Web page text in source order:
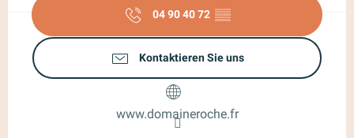
04 90 40 72 ▒▒
Kontaktieren Sie uns
www.domaineroche.fr